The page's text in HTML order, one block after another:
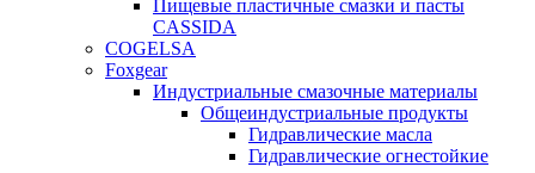
Пищевые пластичные смазки и пасты
CASSIDA
COGELSA
Foxgear
Индустриальные смазочные материалы
Общеиндустриальные продукты
Гидравлические масла
Гидравлические огнестойкие